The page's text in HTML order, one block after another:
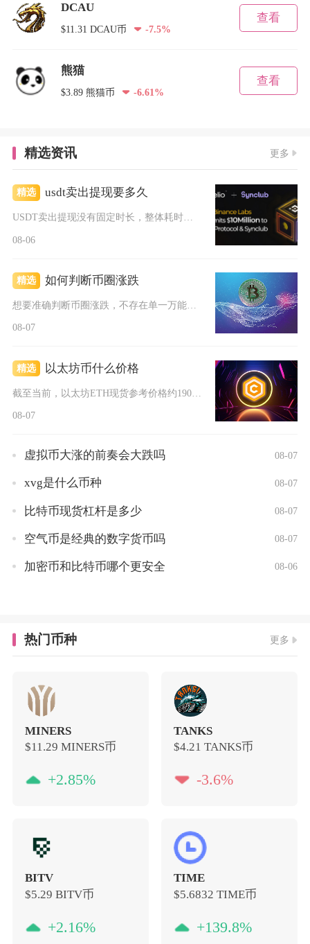
DCAU
$11.31 DCAU币 -7.5%
查看
熊猫
$3.89 熊猫币 -6.61%
查看
精选资讯 更多
精选 usdt卖出提现要多久
USDT卖出提现没有固定时长，整体耗时取决于变现路径，C2C...
08-06
精选 如何判断币圈涨跌
想要准确判断币圈涨跌，不存在单一万能指标，靠谱的行情研判需要...
08-07
精选 以太坊币什么价格
截至当前，以太坊ETH现货参考价格约1902美元，折合人民币...
08-07
虚拟币大涨的前奏会大跌吗 08-07
xvg是什么币种 08-07
比特币现货杠杆是多少 08-07
空气币是经典的数字货币吗 08-07
加密币和比特币哪个更安全 08-06
热门币种 更多
MINERS
$11.29 MINERS币
+2.85%
TANKS
$4.21 TANKS币
-3.6%
BITV
$5.29 BITV币
+2.16%
TIME
$5.6832 TIME币
+139.8%